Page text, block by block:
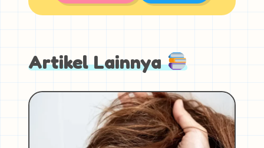
Artikel Lainnya